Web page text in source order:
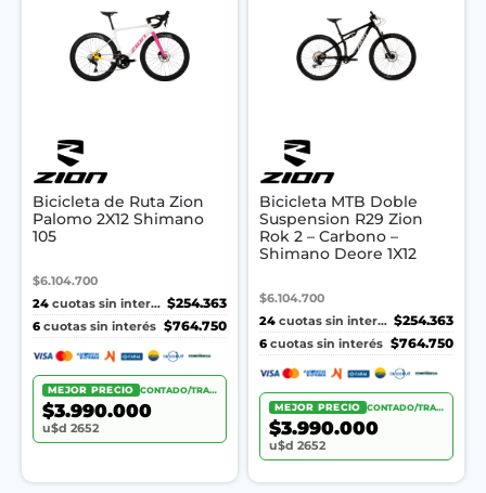
Bicicleta de Ruta Zion
Palomo 2X12 Shimano
105
$6.104.700
24 cuotas sin interés
$254.363
6 cuotas sin interés $764.750
MEJOR PRECIO CONTADO/TRANSF.
$3.990.000
u$d 2652
Bicicleta MTB Doble
Suspension R29 Zion
Rok 2 – Carbono –
Shimano Deore 1X12
$6.104.700
24 cuotas sin interés
$254.363
6 cuotas sin interés $764.750
MEJOR PRECIO CONTADO/TRANSF.
$3.990.000
u$d 2652